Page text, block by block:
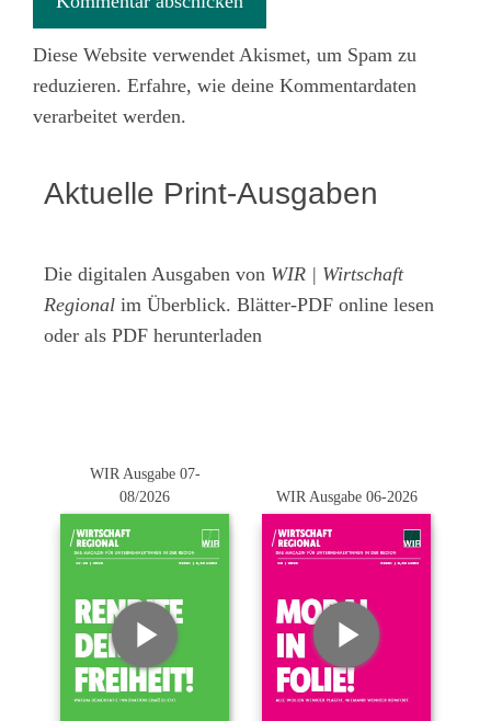
Diese Website verwendet Akismet, um Spam zu
reduzieren. Erfahre, wie deine Kommentardaten
verarbeitet werden.
Aktuelle Print-Ausgaben
Die digitalen Ausgaben von WIR | Wirtschaft
Regional im Überblick. Blätter-PDF online lesen
oder als PDF herunterladen
WIR Ausgabe 07-
08/2026
WIR Ausgabe 06-2026